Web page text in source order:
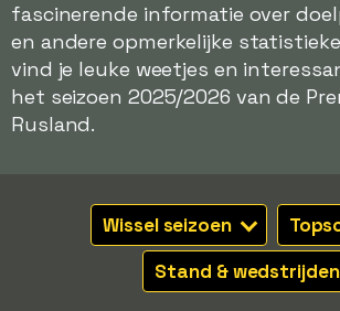
fascinerende informatie over
en andere opmerkelijke
vind je leuke weetjes en
het seizoen 2025/2026 van de
Rusland.
Wissel seizoen
Stand & wedstrijden